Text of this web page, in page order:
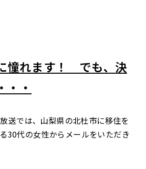
憧れます！ でも、決
・・
送では、山梨県の北杜市に移住を
30代の女性からメールをいただき